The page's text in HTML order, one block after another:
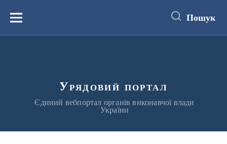
вмістуМеню Пошук
Урядовий портал
Єдиний вебпортал органів виконавчої влади
України